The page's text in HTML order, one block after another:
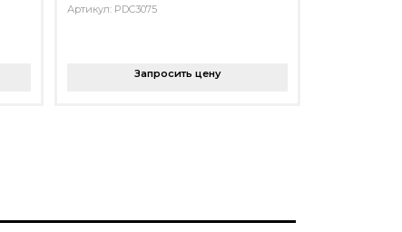
Артикул: PDC3075
Запросить цену